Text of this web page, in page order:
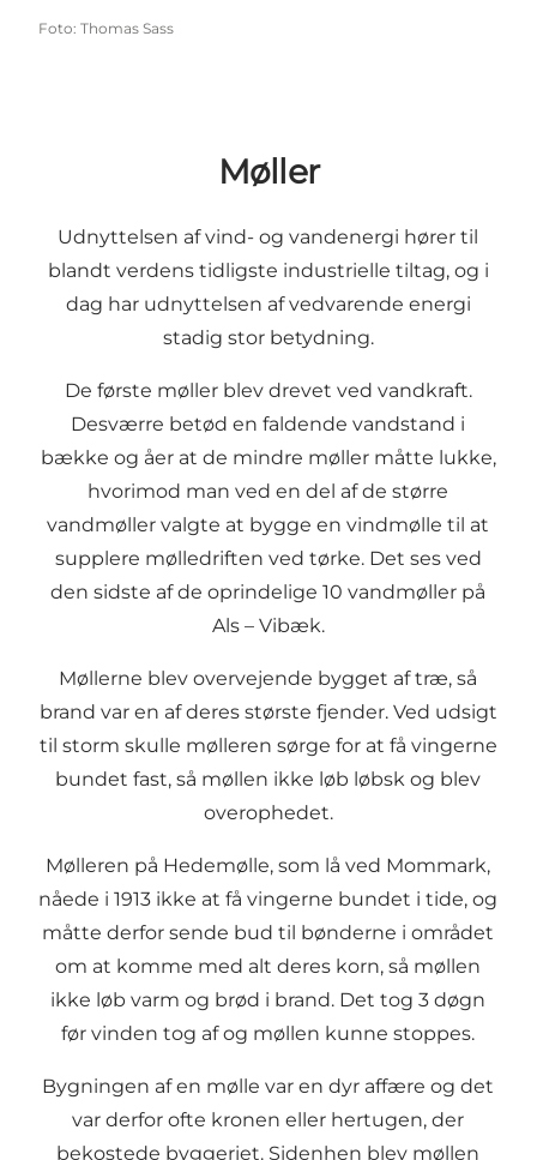
Foto: Thomas Sass
Møller
Udnyttelsen af vind- og vandenergi hører til
blandt verdens tidligste industrielle tiltag, og i
dag har udnyttelsen af vedvarende energi
stadig stor betydning.
De første møller blev drevet ved vandkraft.
Desværre betød en faldende vandstand i
bække og åer at de mindre møller måtte lukke,
hvorimod man ved en del af de større
vandmøller valgte at bygge en vindmølle til at
supplere mølledriften ved tørke. Det ses ved
den sidste af de oprindelige 10 vandmøller på
Als – Vibæk.
Møllerne blev overvejende bygget af træ, så
brand var en af deres største fjender. Ved udsigt
til storm skulle mølleren sørge for at få vingerne
bundet fast, så møllen ikke løb løbsk og blev
overophedet.
Mølleren på Hedemølle, som lå ved Mommark,
nåede i 1913 ikke at få vingerne bundet i tide, og
måtte derfor sende bud til bønderne i området
om at komme med alt deres korn, så møllen
ikke løb varm og brød i brand. Det tog 3 døgn
før vinden tog af og møllen kunne stoppes.
Bygningen af en mølle var en dyr affære og det
var derfor ofte kronen eller hertugen, der
bekostede byggeriet. Sidenhen blev møllen